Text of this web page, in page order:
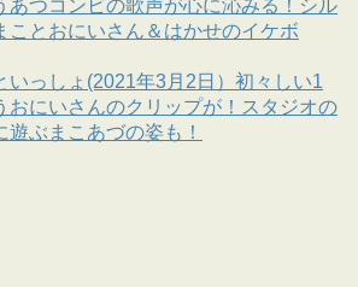
あつコンビの歌声が心に沁みる！シル
ことおにいさん＆はかせのイケボ
いっしょ(2021年3月2日）初々しい1
おにいさんのクリップが！スタジオの
ぶまこあづの姿も！